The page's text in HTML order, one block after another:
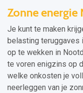
Zonne
Je kunt te maken
belasting teruggaves
op te wekken in
te voren enigzins op
welke onkosten je
neerleggen van je